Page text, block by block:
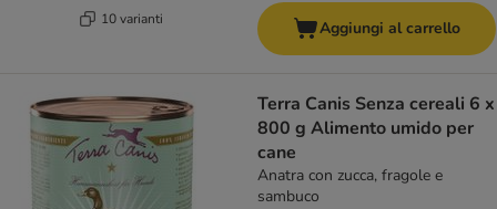
10 varianti Aggiungi al carrello
Terra Canis Senza cereali 6 x
800 g Alimento umido per
cane
Anatra con zucca, fragole e
sambuco